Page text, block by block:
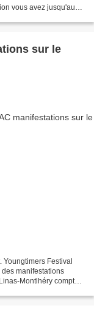
vous avez jusqu'au
sur le
Youngtimers Festival
des manifestations
Montlhéry compte